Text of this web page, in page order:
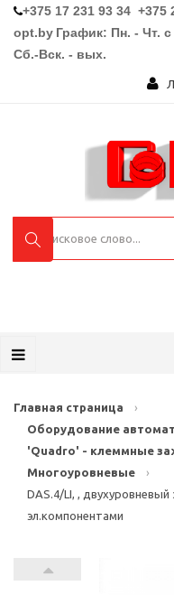
+375 17 231 93 34 +375
opt.by График: Пн. - Чт.
Сб.-Вск. - вых.
Главная страница
›
Оборудование
'Quadro' - клеммные
Многоуровневые
›
DAS.4/LI, ,
эл.компонентами